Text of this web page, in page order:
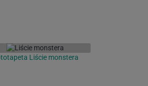
Liście monstera